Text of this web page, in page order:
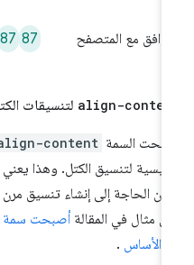
مع المتصفح 87
align-لتنسيقات الكتل
السمة align-content
لتنسيق الكتل. وهذا يعني أنّه
الحاجة إلى إنشاء تنسيق مرن أو
مثال في المقالةأصبحت سمة
الأساس.